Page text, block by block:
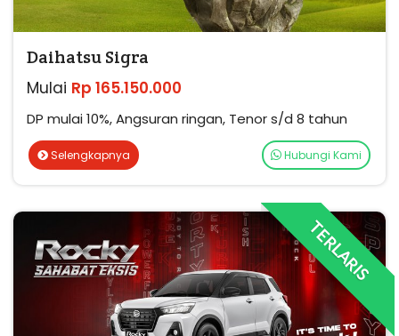
Daihatsu Sigra
Mulai Rp 165.150.000
DP mulai 10%, Angsuran ringan, Tenor s/d 8 tahun
Selengkapnya Hubungi Kami
TERLARIS